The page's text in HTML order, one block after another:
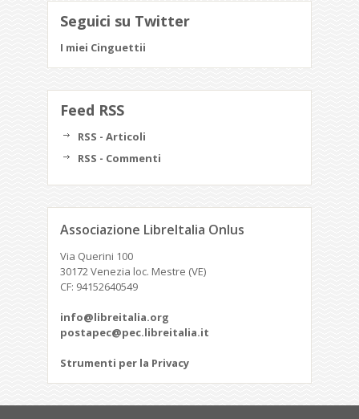
Seguici su Twitter
I miei Cinguettii
Feed RSS
RSS - Articoli
RSS - Commenti
Associazione LibreItalia Onlus
Via Querini 100
30172 Venezia loc. Mestre (VE)
CF: 94152640549
info@libreitalia.org
postapec@pec.libreitalia.it
Strumenti per la Privacy